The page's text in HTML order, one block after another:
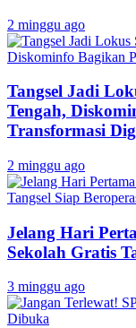
2 minggu ago
Tangsel Jadi
Tengah,
Transformasi
2 minggu ago
Jelang Hari
Sekolah Gratis
3 minggu ago